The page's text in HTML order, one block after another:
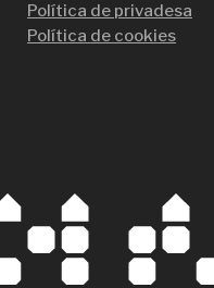
Política de privadesa
Política de cookies